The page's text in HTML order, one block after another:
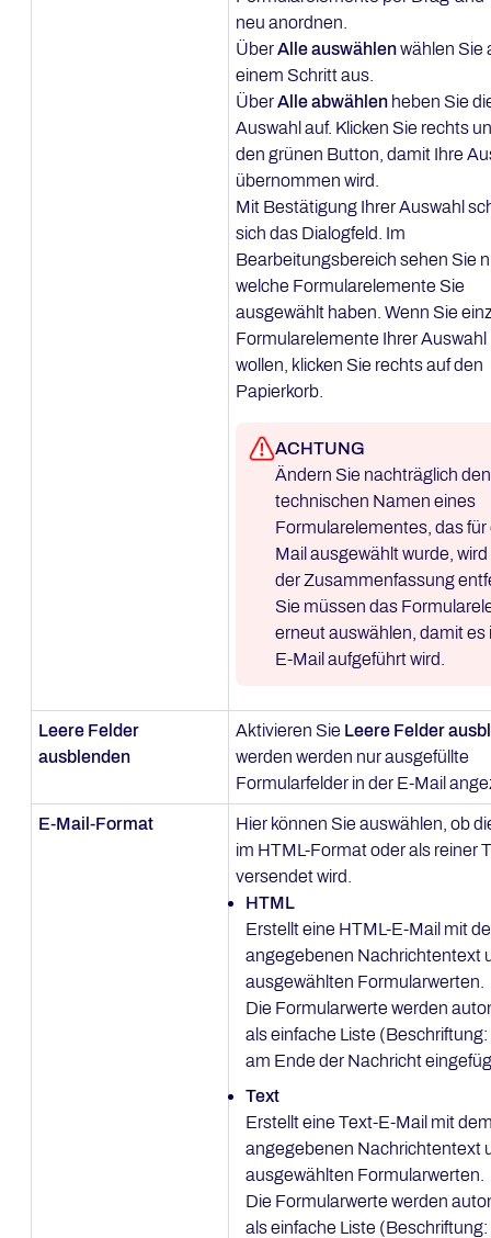
neu anordnen.
ÜberAlle auswählenwählen Sie
einem Schritt aus.
ÜberAlle abwählen heben Sie
Auswahl auf. Klicken Sie rechts
den grünen Button, damit Ihre
übernommen wird.
Mit Bestätigung Ihrer Auswahl
sich das Dialogfeld. Im
Bearbeitungsbereich sehen Sie
welche Formularelemente Sie
ausgewählt haben. Wenn Sie
Formularelemente Ihrer Auswahl
wollen, klicken Sie rechts auf den
Papierkorb.
ACHTUNG
Ändern Sie nachträglich den
technischen Namen eines
Formularelementes, das für
Mail ausgewählt wurde,
der Zusammenfassung
Sie müssen das
erneut auswählen, damit es
E-Mail aufgeführt wird.
Leere Felder
ausblenden
Aktivieren Sie Leere Felder
werden werden nur ausgefüllte
Formularfelder in der E-Mail
E-Mail-Format
Hier können Sie auswählen, ob
im HTML-Format oder als reiner
versendet wird.
HTML
Erstellt eine HTML-E-Mail mit
angegebenen Nachrichtentext
ausgewählten Formularwerten.
Die Formularwerte werden
als einfache Liste
am Ende der Nachricht
Text
Erstellt eine Text-E-Mail mit
angegebenen Nachrichtentext
ausgewählten Formularwerten.
Die Formularwerte werden
als einfache Liste